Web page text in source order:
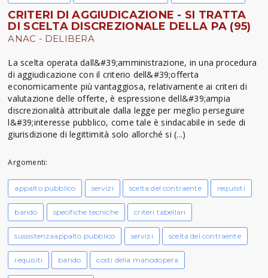
CRITERI DI AGGIUDICAZIONE - SI TRATTA
DI SCELTA DISCREZIONALE DELLA PA (95)
ANAC - DELIBERA
La scelta operata dall&#39;amministrazione, in una procedura
di aggiudicazione con il criterio dell&#39;offerta
economicamente più vantaggiosa, relativamente ai criteri di
valutazione delle offerte, è espressione dell&#39;ampia
discrezionalità attribuitale dalla legge per meglio perseguire
l&#39;interesse pubblico, come tale è sindacabile in sede di
giurisdizione di legittimità solo allorché si (...)
Argomenti:
appalto pubblico servizi scelta del contraente requisiti
bando specifiche tecniche criteri tabellari
sussistenzaappalto pubblico servizi scelta del contraente
requisiti bando costi della manodopera